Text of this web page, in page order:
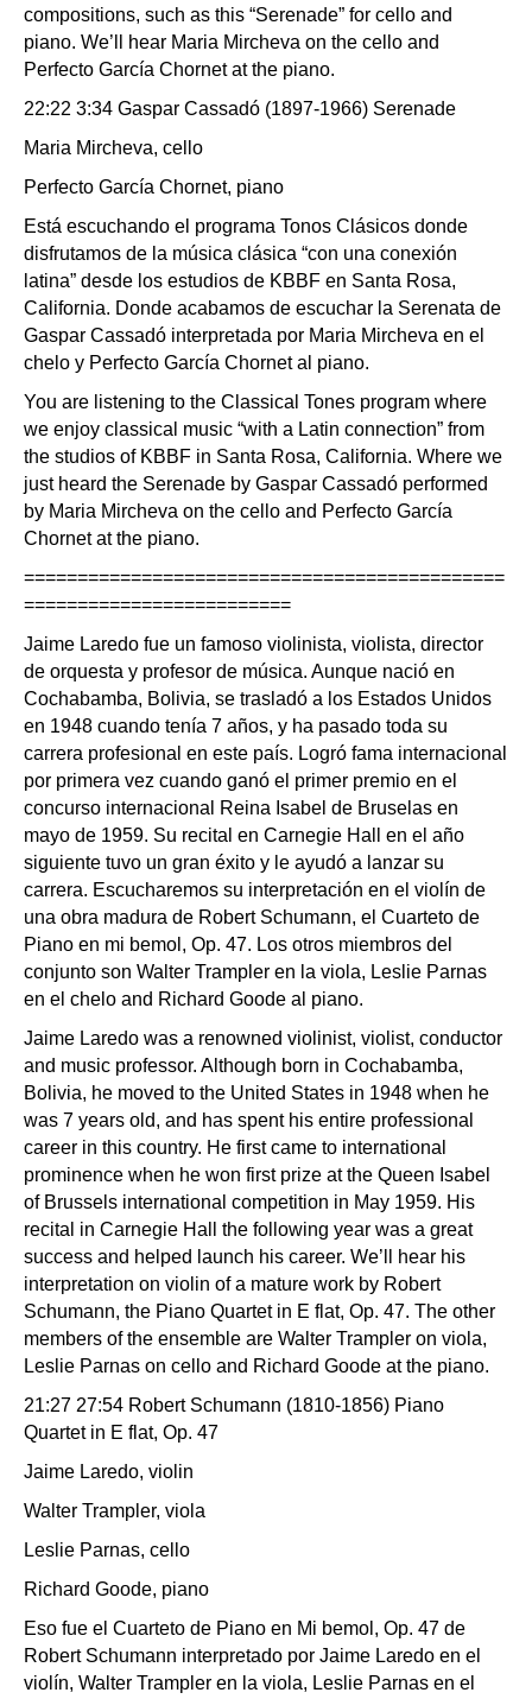
compositions, such as this “Serenade” for cello and
piano. We’ll hear Maria Mircheva on the cello and
Perfecto García Chornet at the piano.
22:22 3:34 Gaspar Cassadó (1897-1966) Serenade
Maria Mircheva, cello
Perfecto García Chornet, piano
Está escuchando el programa Tonos Clásicos donde
disfrutamos de la música clásica “con una conexión
latina” desde los estudios de KBBF en Santa Rosa,
California. Donde acabamos de escuchar la Serenata de
Gaspar Cassadó interpretada por Maria Mircheva en el
chelo y Perfecto García Chornet al piano.
You are listening to the Classical Tones program where
we enjoy classical music “with a Latin connection” from
the studios of KBBF in Santa Rosa, California. Where we
just heard the Serenade by Gaspar Cassadó performed
by Maria Mircheva on the cello and Perfecto García
Chornet at the piano.
=============================================
=========================
Jaime Laredo fue un famoso violinista, violista, director
de orquesta y profesor de música. Aunque nació en
Cochabamba, Bolivia, se trasladó a los Estados Unidos
en 1948 cuando tenía 7 años, y ha pasado toda su
carrera profesional en este país. Logró fama internacional
por primera vez cuando ganó el primer premio en el
concurso internacional Reina Isabel de Bruselas en
mayo de 1959. Su recital en Carnegie Hall en el año
siguiente tuvo un gran éxito y le ayudó a lanzar su
carrera. Escucharemos su interpretación en el violín de
una obra madura de Robert Schumann, el Cuarteto de
Piano en mi bemol, Op. 47. Los otros miembros del
conjunto son Walter Trampler en la viola, Leslie Parnas
en el chelo and Richard Goode al piano.
Jaime Laredo was a renowned violinist, violist, conductor
and music professor. Although born in Cochabamba,
Bolivia, he moved to the United States in 1948 when he
was 7 years old, and has spent his entire professional
career in this country. He first came to international
prominence when he won first prize at the Queen Isabel
of Brussels international competition in May 1959. His
recital in Carnegie Hall the following year was a great
success and helped launch his career. We’ll hear his
interpretation on violin of a mature work by Robert
Schumann, the Piano Quartet in E flat, Op. 47. The other
members of the ensemble are Walter Trampler on viola,
Leslie Parnas on cello and Richard Goode at the piano.
21:27 27:54 Robert Schumann (1810-1856) Piano
Quartet in E flat, Op. 47
Jaime Laredo, violin
Walter Trampler, viola
Leslie Parnas, cello
Richard Goode, piano
Eso fue el Cuarteto de Piano en Mi bemol, Op. 47 de
Robert Schumann interpretado por Jaime Laredo en el
violín, Walter Trampler en la viola, Leslie Parnas en el